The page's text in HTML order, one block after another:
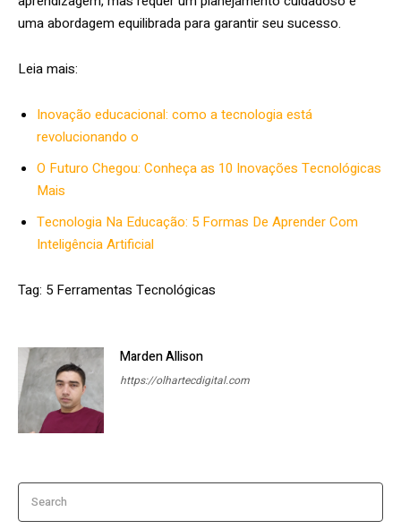
uma abordagem equilibrada para garantir seu sucesso.
Leia mais:
Inovação educacional: como a tecnologia está
revolucionando o
O Futuro Chegou: Conheça as 10 Inovações Tecnológicas
Mais
Tecnologia Na Educação: 5 Formas De Aprender Com
Inteligência Artificial
Tag: 5 Ferramentas Tecnológicas
Marden Allison
https://olhartecdigital.com
Search